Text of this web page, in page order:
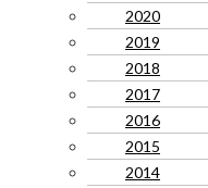
2020
2019
2018
2017
2016
2015
2014